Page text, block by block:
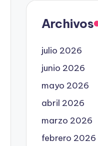
Archivos
julio 2026
junio 2026
mayo 2026
abril 2026
marzo 2026
febrero 2026